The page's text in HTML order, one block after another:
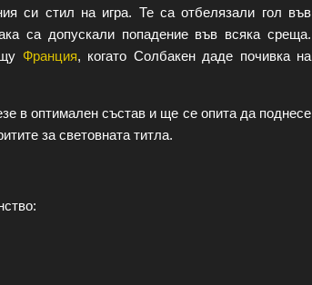
си стил на игра. Те са отбелязали гол във
са допускали попадение във всяка среща.
Франция, когато Солбакен даде почивка на
в оптимален състав и ще се опита да поднесе
за световната титла.